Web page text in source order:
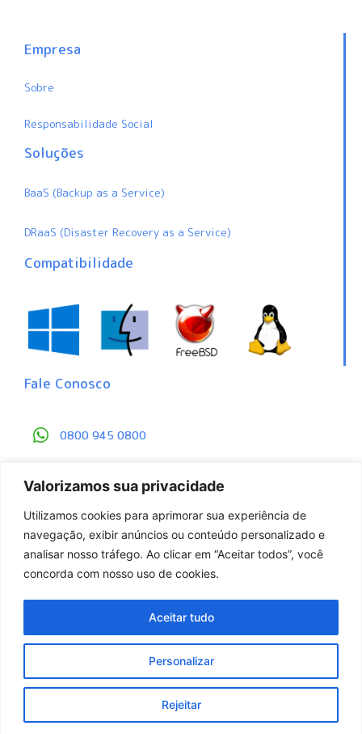
Valorizamos sua privacidade
Utilizamos cookies para aprimorar sua experiência de
navegação, exibir anúncios ou conteúdo personalizado e
analisar nosso tráfego. Ao clicar em “Aceitar todos”, você
concorda com nosso uso de cookies.
Personalizar
Rejeitar
Aceitar tudo
Empresa
Sobre
Responsabilidade Social
Soluções
BaaS (Backup as a Service)
DRaaS (Disaster Recovery as a Service)
Compatibilidade
Fale Conosco
0800 945 0800
© 2008 - 2023 GBackup. Todos os direitos